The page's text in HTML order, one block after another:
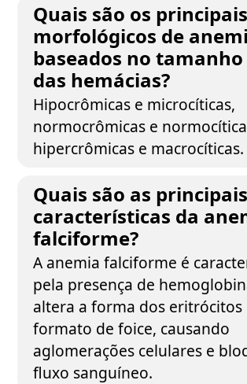
Quais são os
morfológicos de
baseados no tamanho
das hemácias?
Hipocrômicas e microcíticas,
normocrômicas e
hipercrômicas e macrocíticas.
Quais são as principais
características da
falciforme?
A anemia falciforme é
pela presença de
altera a forma dos eritrócitos
formato de foice, causando
aglomerações celulares e
fluxo sanguíneo.